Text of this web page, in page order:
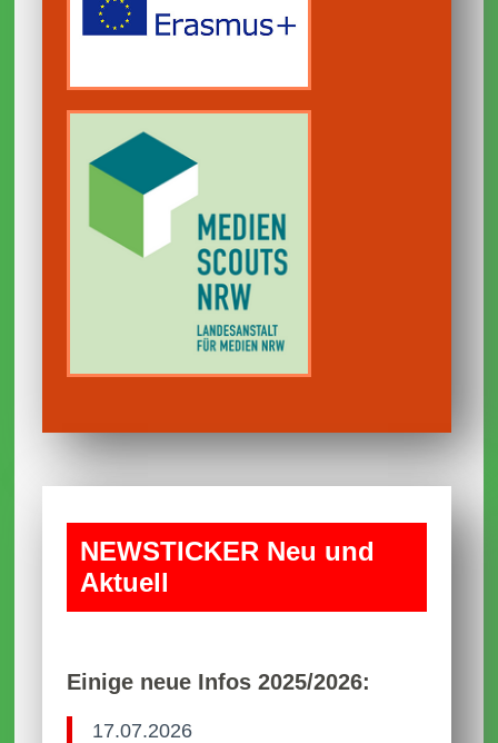
NEWS­TICKER Neu und
Aktuell
Einige neue Infos 2025/2026:
17.07.2026